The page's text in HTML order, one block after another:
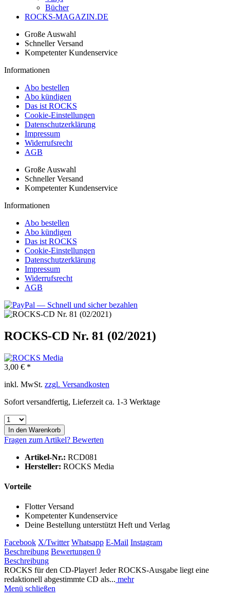
Bücher
ROCKS-MAGAZIN.DE
Große Auswahl
Schneller Versand
Kompetenter Kundenservice
Informationen
Abo bestellen
Abo kündigen
Das ist ROCKS
Cookie-Einstellungen
Datenschutzerklärung
Impressum
Widerrufsrecht
AGB
Große Auswahl
Schneller Versand
Kompetenter Kundenservice
Informationen
Abo bestellen
Abo kündigen
Das ist ROCKS
Cookie-Einstellungen
Datenschutzerklärung
Impressum
Widerrufsrecht
AGB
ROCKS-CD Nr. 81 (02/2021)
3,00 € *
inkl. MwSt. zzgl. Versandkosten
Sofort versandfertig, Lieferzeit ca. 1-3 Werktage
In den Warenkorb
Fragen zum Artikel? Bewerten
Artikel-Nr.: RCD081
Hersteller: ROCKS Media
Vorteile
Flotter Versand
Kompetenter Kundenservice
Deine Bestellung unterstützt Heft und Verlag
Facebook X/Twitter Whatsapp E-Mail Instagram
Beschreibung Bewertungen 0
Beschreibung
ROCKS für den CD-Player! Jeder ROCKS-Ausgabe liegt eine
redaktionell abgestimmte CD als... mehr
Menü schließen